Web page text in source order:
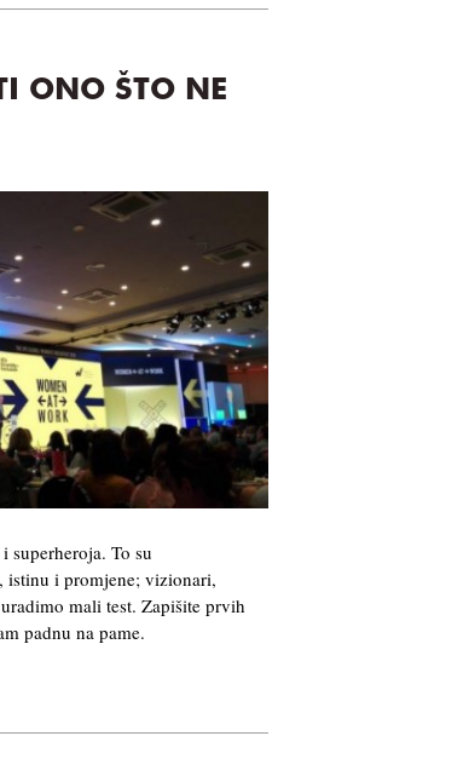
ONO ŠTO NE
superheroja. To su
istinu i promjene; vizionari,
mali test. Zapišite prvih
padnu na pame.